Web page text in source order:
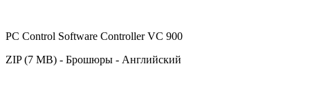
PC Control Software Controller VC 900
ZIP (7 MB) - Брошюры - Английский